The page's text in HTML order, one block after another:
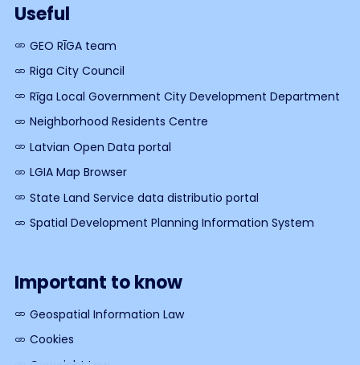
Useful
GEO RĪGA team
Riga City Council
Rīga Local Government City Development Department
Neighborhood Residents Centre
Latvian Open Data portal
LGIA Map Browser
State Land Service data distributio portal
Spatial Development Planning Information System
Important to know
Geospatial Information Law
Cookies